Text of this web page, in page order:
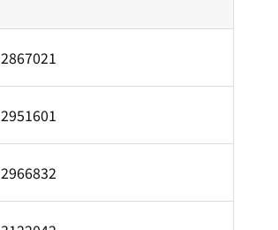
2867021
2951601
2966832